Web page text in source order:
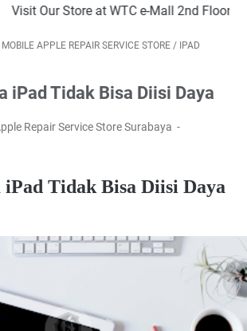
Store at WTC e-Mall 2nd Floor, No. 816,
MOBILE APPLE REPAIR SERVICE STORE / IPAD
iPad Tidak Bisa Diisi Daya
Repair Service Store Surabaya
iPad Tidak Bisa Diisi Daya